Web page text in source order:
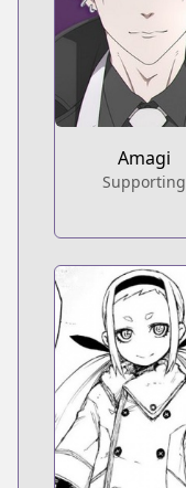
Amagi
Supporting